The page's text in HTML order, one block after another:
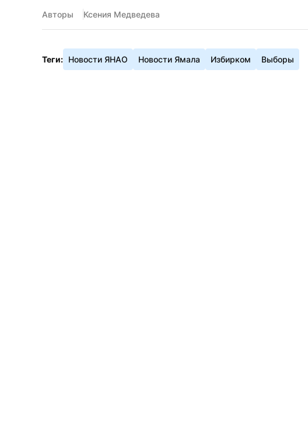
Авторы Ксения Медведева
Теги: Новости ЯНАО Новости Ямала Избирком Выборы